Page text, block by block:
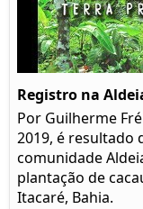
Registro na
Por Guilherme
2019, é resultado
comunidade
plantação de
Itacaré, Bahia.